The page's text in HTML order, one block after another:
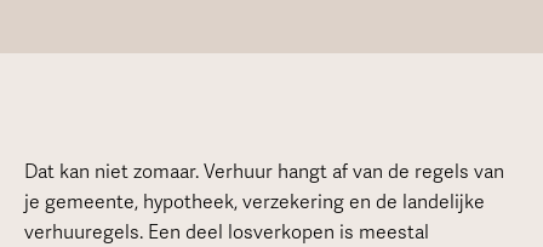
Dat kan niet zomaar. Verhuur hangt af van de regels van
je gemeente, hypotheek, verzekering en de landelijke
verhuuregels. Een deel losverkopen is meestal